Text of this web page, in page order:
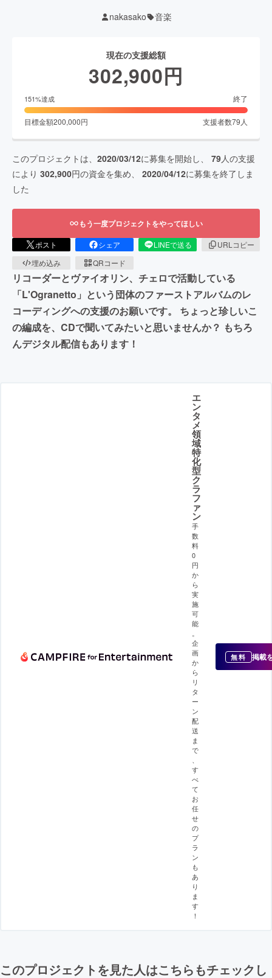
nakasako 音楽
現在の支援総額
302,900円
151%達成 終了
目標金額200,000円 支援者数79 人
このプロジェクトは、 2020/03/12に募集を開始し、 79人の支援
により 302,900円の資金を集め、 2020/04/12に募集を終了しま
した
もう一度プロジェクトをやってほしい
ポスト シェア LINEで送る
URLコピー
埋め込み
QRコード
リコーダーとヴァイオリン、チェロで活動している
「L'Ogranetto」という団体のファーストアルバムのレ
コーディングへの支援のお願いです。 ちょっと珍しいこ
の編成を、CDで聞いてみたいと思いませんか？ もちろ
んデジタル配信もあります！
エ
ン
タ
メ
領
域
特
化
型
ク
ラ
フ
ァ
ン
手
数
料
0
円
か
ら
実
施
可
能
企
画
か
ら
リ
タ
ー
ン
配
送
ま
で
す
べ
て
お
任
せ
の
プ
ラ
ン
も
あ
り
ま
す
！
無料 掲載
このプロジェクトを見た人はこちらもチェックし